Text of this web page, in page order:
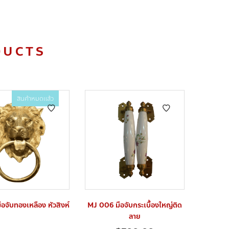
สินค้าหมดแล้ว
จับทองเหลือง หัวสิงห์
MJ 006 มือจับกระเบื้องใหญ่ติด
ลาย